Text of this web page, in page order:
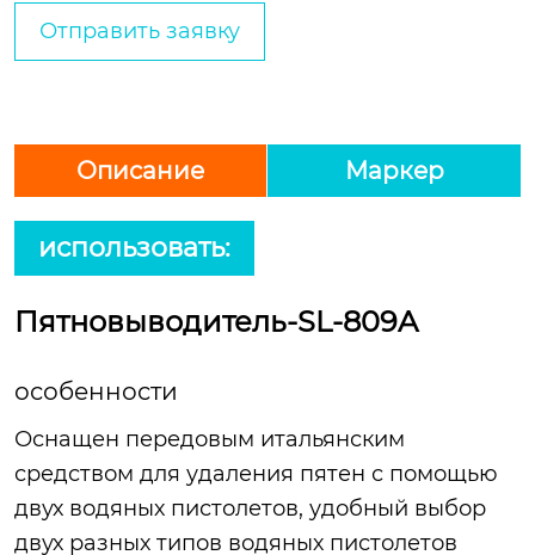
Отправить заявку
Описание Маркер
использовать:
Пятновыводитель-SL-809A
особенности
Оснащен передовым итальянским
средством для удаления пятен с помощью
двух водяных пистолетов, удобный выбор
двух разных типов водяных пистолетов